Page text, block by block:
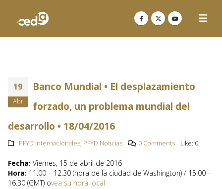
19
Abr
Banco Mundial • El desplazamiento
forzado, un problema mundial del
desarrollo • 18/04/2016
PFYD Internacionales, PFYD Noticias 0 Comments Like: 0
Fecha: Viernes, 15 de abril de 2016
Hora: 11.00 – 12.30 (hora de la ciudad de Washington) / 15.00 –
16.30 (GMT) ovea su hora local